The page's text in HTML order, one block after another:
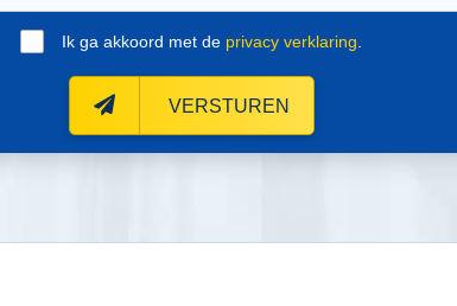
Ik ga akkoord met de privacy verklaring
VERSTUREN